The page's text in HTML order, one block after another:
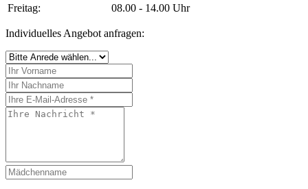
Freitag:
08.00 - 14.00 Uhr
Individuelles Angebot anfragen: